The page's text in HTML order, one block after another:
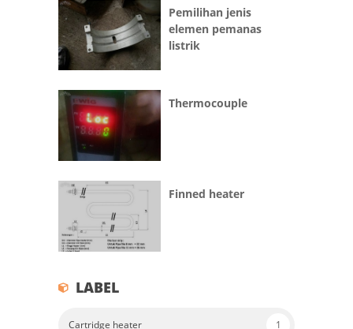
Pemilihan jenis
elemen pemanas
listrik
Thermocouple
Finned heater
LABEL
Cartridge heater 1